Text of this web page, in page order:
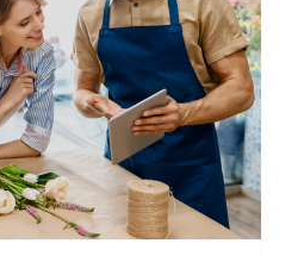
dados no
saber
los!